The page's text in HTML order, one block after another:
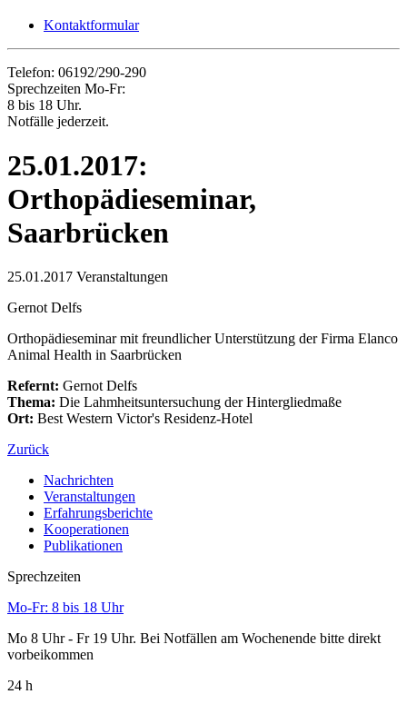
Kontaktformular
Telefon: 06192/290-290
Sprechzeiten Mo-Fr:
8 bis 18 Uhr.
Notfälle jederzeit.
25.01.2017:
Orthopädieseminar,
Saarbrücken
25.01.2017 Veranstaltungen
Gernot Delfs
Orthopädieseminar mit freundlicher Unterstützung der Firma Elanco
Animal Health in Saarbrücken
Refernt: Gernot Delfs
Thema: Die Lahmheitsuntersuchung der Hintergliedmaße
Ort: Best Western Victor's Residenz-Hotel
Zurück
Nachrichten
Veranstaltungen
Erfahrungsberichte
Kooperationen
Publikationen
Sprechzeiten
Mo-Fr: 8 bis 18 Uhr
Mo 8 Uhr - Fr 19 Uhr. Bei Notfällen am Wochenende bitte direkt
vorbeikommen
24 h